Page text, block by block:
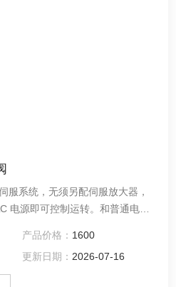
服系统，无须另配伺服放大器，
电源即可控制运转。和普通电动
。​适用于两位切断、调节的场
直连方式，由DCL 系列精小型电
配置不同型号电子式电动执行机
产品价格： 1600
更新日期： 2026-07-16